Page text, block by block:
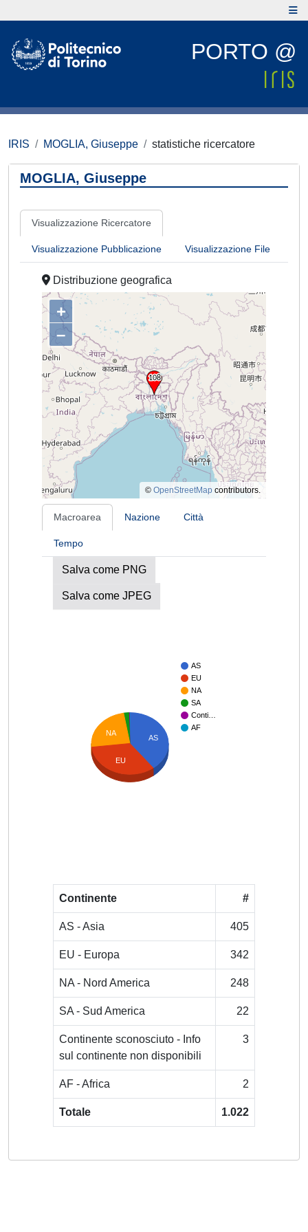
PORTO @
IRIS MOGLIA, Giuseppe statistiche ricercatore
MOGLIA, Giuseppe
Visualizzazione Ricercatore
Visualizzazione Pubblicazione Visualizzazione File
Distribuzione geografica
+
–
© OpenStreetMap contributors.
Macroarea Nazione Città
Tempo
Salva come PNG
Salva come JPEG
AS
EU
NA
SA
Conti…
AF
AS
NA
EU
Continente #
AS - Asia 405
EU - Europa 342
NA - Nord America 248
SA - Sud America 22
Continente sconosciuto - Info
sul continente non disponibili
3
AF - Africa 2
Totale 1.022